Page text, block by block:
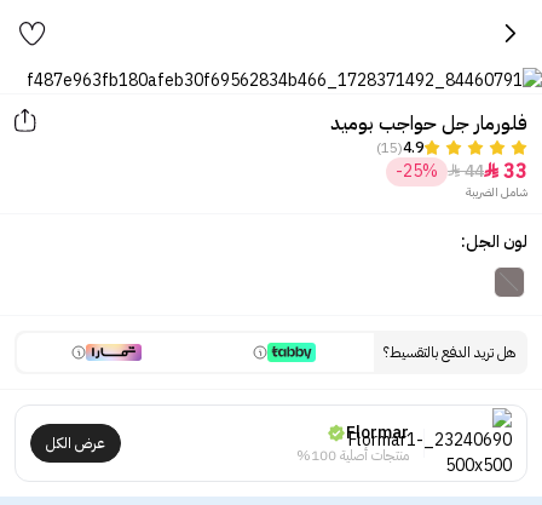
فلورمار جل حواجب بوميد
4.9
(15)
33

44

-25%
شامل الضريبة
لون الجل:
هل تريد الدفع بالتقسيط؟
Flormar
منتجات أصلية 100%
عرض الكل